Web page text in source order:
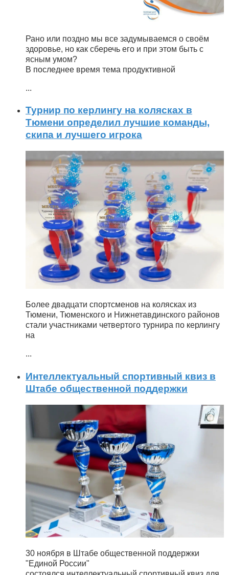
Рано или поздно мы все задумываемся о своём
здоровье, но как сберечь его и при этом быть с
ясным умом?
В последнее время тема продуктивной
...
Турнир по керлингу на колясках в
Тюмени определил лучшие команды,
скипа и лучшего игрока
Более двадцати спортсменов на колясках из
Тюмени, Тюменского и Нижнетавдинского районов
стали участниками четвертого турнира по керлингу
на
...
Интеллектуальный спортивный квиз в
Штабе общественной поддержки
30 ноября в Штабе общественной поддержки
"Единой России"